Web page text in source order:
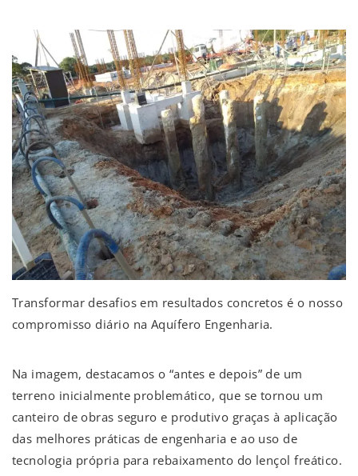
Transformar desafios em resultados concretos é o nosso
compromisso diário na Aquífero Engenharia.
Na imagem, destacamos o “antes e depois” de um
terreno inicialmente problemático, que se tornou um
canteiro de obras seguro e produtivo graças à aplicação
das melhores práticas de engenharia e ao uso de
tecnologia própria para rebaixamento do lençol freático.